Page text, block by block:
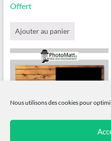
Nous utilisons des cookies pour
Offert
Ajouter au panier